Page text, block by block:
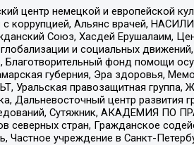
центр немецкой и европейской
коррупцией, Альянс врачей,
Союз, Хасдей Ерушалаим,
и социальных
фонд помощи
губерния, Эра здоровья,
Уральская правозащитная
Дальневосточный центр развития
Сутяжник, АКАДЕМИЯ ПО
северных стран, Гражданское
учреждение в Санкт-